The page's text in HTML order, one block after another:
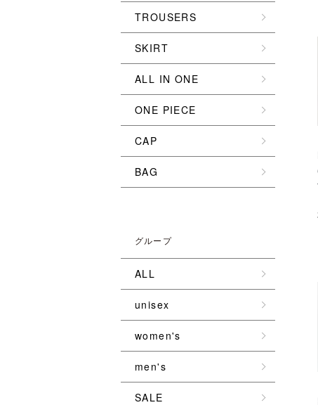
TROUSERS
SKIRT
ALL IN ONE
ONE PIECE
CAP
BAG
グループ
ALL
unisex
women's
men's
SALE